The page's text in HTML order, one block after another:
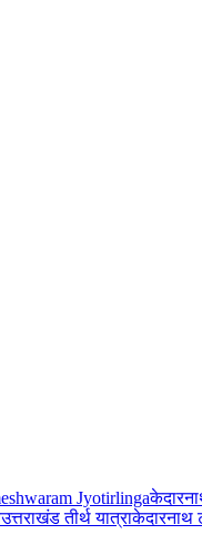
Jyotirlinga
उत्तराखंड तीर्थ यात्राकेदारनाथ